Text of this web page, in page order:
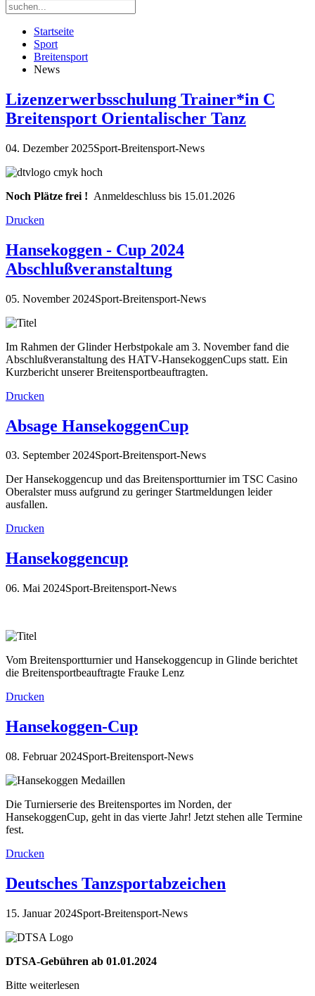
Startseite
Sport
Breitensport
News
Lizenzerwerbsschulung Trainer*in C
Breitensport Orientalischer Tanz
04. Dezember 2025Sport-Breitensport-News
Noch Plätze frei ! Anmeldeschluss bis 15.01.2026
Drucken
Hansekoggen - Cup 2024
Abschlußveranstaltung
05. November 2024Sport-Breitensport-News
Im Rahmen der Glinder Herbstpokale am 3. November fand die
Abschlußveranstaltung des HATV-HansekoggenCups statt. Ein
Kurzbericht unserer Breitensportbeauftragten.
Drucken
Absage HansekoggenCup
03. September 2024Sport-Breitensport-News
Der Hansekoggencup und das Breitensportturnier im TSC Casino
Oberalster muss aufgrund zu geringer Startmeldungen leider
ausfallen.
Drucken
Hansekoggencup
06. Mai 2024Sport-Breitensport-News
Vom Breitensportturnier und Hansekoggencup in Glinde berichtet
die Breitensportbeauftragte Frauke Lenz
Drucken
Hansekoggen-Cup
08. Februar 2024Sport-Breitensport-News
Die Turnierserie des Breitensportes im Norden, der
HansekoggenCup, geht in das vierte Jahr! Jetzt stehen alle Termine
fest.
Drucken
Deutsches Tanzsportabzeichen
15. Januar 2024Sport-Breitensport-News
DTSA-Gebühren ab 01.01.2024
Bitte weiterlesen